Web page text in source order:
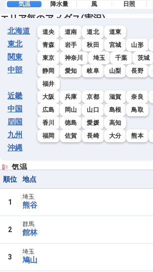
気温 降水量 風 日照
エリア毎のアメダス(実況)
北海道 道央 道南 道北 道東
東北 青森 岩手 秋田 宮城 山形
関東 東京 神奈川 埼玉 千葉 茨城
中部 静岡 愛知 岐阜 山梨 長野
福井
近畿 大阪 兵庫 京都 滋賀 奈良
中国 広島 岡山 山口 島根 鳥取
四国 香川 徳島 愛媛 高知
九州 福岡 佐賀 長崎 大分 熊本
沖縄
気温
順位 地点
1
埼玉
熊谷
2
群馬
館林
3
埼玉
鳩山